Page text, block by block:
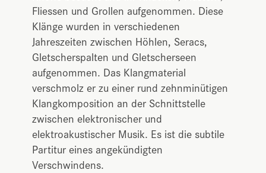
Fliessen und Grollen aufgenommen. Diese
Klänge wurden in verschiedenen
Jahreszeiten zwischen Höhlen, Seracs,
Gletscherspalten und Gletscherseen
aufgenommen. Das Klangmaterial
verschmolz er zu einer rund zehnminütigen
Klangkomposition an der Schnittstelle
zwischen elektronischer und
elektroakustischer Musik. Es ist die subtile
Partitur eines angekündigten
Verschwindens.